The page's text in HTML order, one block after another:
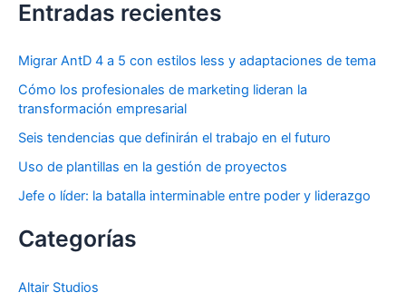
Entradas recientes
Migrar AntD 4 a 5 con estilos less y adaptaciones de tema
Cómo los profesionales de marketing lideran la
transformación empresarial
Seis tendencias que definirán el trabajo en el futuro
Uso de plantillas en la gestión de proyectos
Jefe o líder: la batalla interminable entre poder y liderazgo
Categorías
Altair Studios